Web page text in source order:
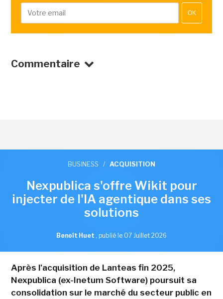
OK
Commentaire
BUSINESS / ACQUISITION
Nexpublica s'offre Wikit pour
injecter de l'IA agentique dans ses
solutions
Benoît Huet , publié le 07 Juillet 2026
Après l'acquisition de Lanteas fin 2025,
Nexpublica (ex-Inetum Software) poursuit sa
consolidation sur le marché du secteur public en